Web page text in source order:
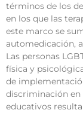
términos de los
en los que las
este marco se
automedicación,
Las personas
física y
de
discriminación en
educativos